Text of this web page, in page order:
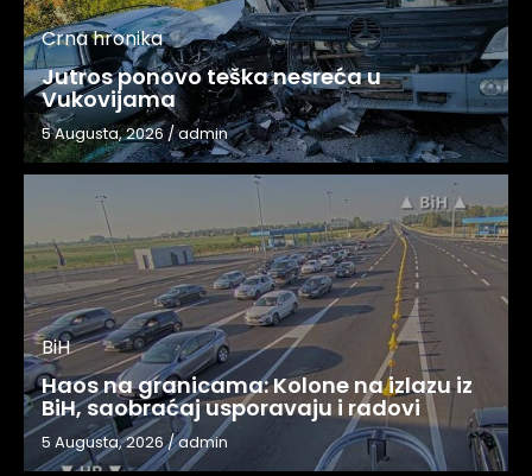
Crna hronika
Jutros ponovo teška nesreća u
Vukovijama
5 Augusta, 2026/admin
BiH
Haos na granicama: Kolone na izlazu iz
BiH, saobraćaj usporavaju i radovi
5 Augusta, 2026/admin